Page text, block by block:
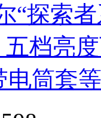
“探索
档亮
电筒套